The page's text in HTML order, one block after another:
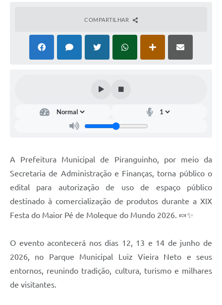
COMPARTILHAR
A Prefeitura Municipal de Piranguinho, por meio da
Secretaria de Administração e Finanças, torna público o
edital para autorização de uso de espaço público
destinado à comercialização de produtos durante a XIX
Festa do Maior Pé de Moleque do Mundo 2026. 🍬✨
O evento acontecerá nos dias 12, 13 e 14 de junho de
2026, no Parque Municipal Luiz Vieira Neto e seus
entornos, reunindo tradição, cultura, turismo e milhares
de visitantes.